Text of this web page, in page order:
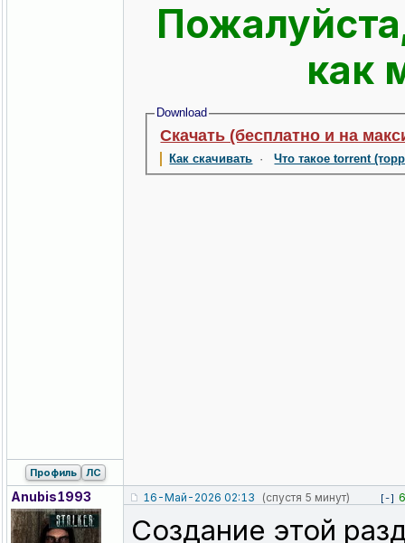
как
Download
Скачать (бесплатно и на
Как скачивать ·Что такое torrent
Профиль ЛС
Anubis1993 16-Май-2026 02:13 (спустя 5 минут) [-] 6
Создание этой